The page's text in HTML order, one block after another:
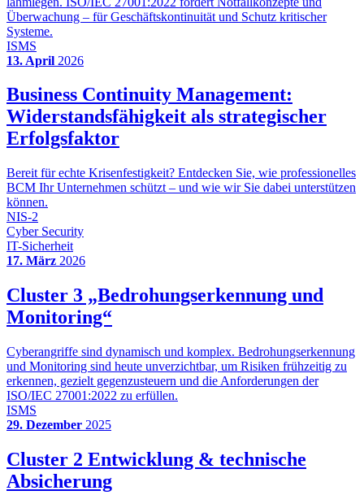
Überwachung – für Geschäftskontinuität und Schutz kritischer
Systeme.
ISMS
13. April 2026
Business Continuity Management:
Widerstandsfähigkeit als strategischer
Erfolgsfaktor
Bereit für echte Krisenfestigkeit? Entdecken Sie, wie professionelles
BCM Ihr Unternehmen schützt – und wie wir Sie dabei unterstützen
können.
NIS-2
Cyber Security
IT-Sicherheit
17. März 2026
Cluster 3 „Bedrohungserkennung und
Monitoring“
Cyberangriffe sind dynamisch und komplex. Bedrohungserkennung
und Monitoring sind heute unverzichtbar, um Risiken frühzeitig zu
erkennen, gezielt gegenzusteuern und die Anforderungen der
ISO/IEC 27001:2022 zu erfüllen.
ISMS
29. Dezember 2025
Cluster 2 Entwicklung & technische
Absicherung